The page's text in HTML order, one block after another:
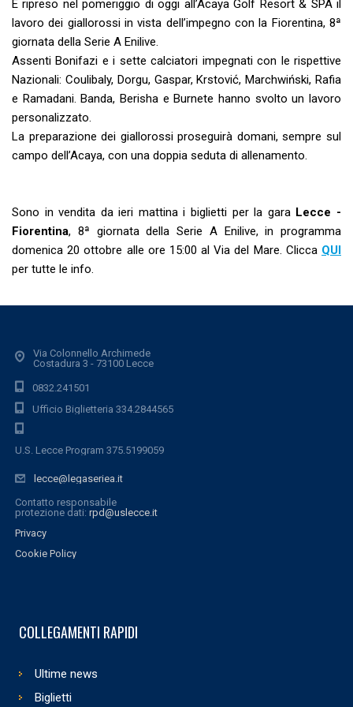
È ripreso nel pomeriggio di oggi all’Acaya Golf Resort & SPA il
lavoro dei giallorossi in vista dell’impegno con la Fiorentina, 8ª
giornata della Serie A Enilive.
Assenti Bonifazi e i sette calciatori impegnati con le rispettive
Nazionali: Coulibaly, Dorgu, Gaspar, Krstović, Marchwiński, Rafia
e Ramadani. Banda, Berisha e Burnete hanno svolto un lavoro
personalizzato.
La preparazione dei giallorossi proseguirà domani, sempre sul
campo dell’Acaya, con una doppia seduta di allenamento.
Sono in vendita da ieri mattina i biglietti per la gara Lecce -
Fiorentina, 8ª giornata della Serie A Enilive, in programma
domenica 20 ottobre alle ore 15:00 al Via del Mare. Clicca QUI
per tutte le info.
Via Colonnello Archimede
Costadura 3 - 73100 Lecce
0832.241501
Ufficio Biglietteria 334.2844565
U.S. Lecce Program 375.5199059
lecce@legaseriea.it
Contatto responsabile
protezione dati: rpd@uslecce.it
Privacy
Cookie Policy
COLLEGAMENTI RAPIDI
Ultime news
Biglietti